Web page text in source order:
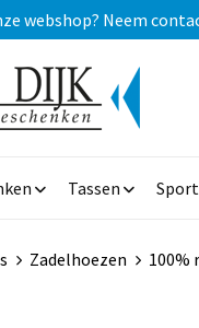
webshop? Neem
Tassen Sport
Zadelhoezen 100%